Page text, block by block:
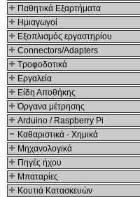
Παθητικά Εξαρτήματα
Hμιαγωγοί
Εξοπλισμός εργαστηρίου
Connectors/Adapters
Τροφοδοτικά
Εργαλεία
Είδη Αποθήκης
Όργανα μέτρησης
Arduino / Raspberry Pi
Καθαριστικά - Χημικά
Μηχανολογικά
Πηγές ήχου
Μπαταρίες
Κουτιά Κατασκευών